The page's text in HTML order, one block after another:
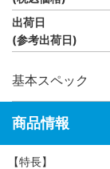
出荷日
(参考出荷日)
基本スペック
商品情報
【特長】